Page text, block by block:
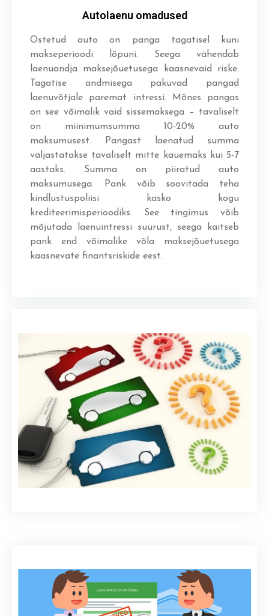
Autolaenu omadused
Ostetud auto on panga tagatisel kuni
makseperioodi lõpuni. Seega vähendab
laenuandja maksejõuetusega kaasnevaid riske.
Tagatise andmisega pakuvad pangad
laenuvõtjale paremat intressi. Mõnes pangas
on see võimalik vaid sissemaksega – tavaliselt
on miinimumsumma 10-20% auto
maksumusest. Pangast laenatud summa
väljastatakse tavaliselt mitte kauemaks kui 5-7
aastaks. Summa on piiratud auto
maksumusega. Pank võib soovitada teha
kindlustuspoliisi kasko kogu
krediteerimisperioodiks. See tingimus võib
mõjutada laenuintressi suurust, seega kaitseb
pank end võimalike võla maksejõuetusega
kaasnevate finantsriskide eest.